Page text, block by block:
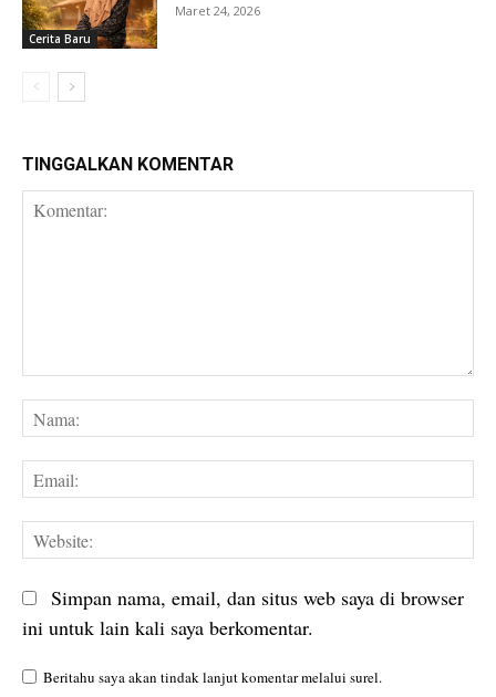
Cerita Baru
Maret 24, 2026
TINGGALKAN KOMENTAR
Simpan nama, email, dan situs web saya di browser
ini untuk lain kali saya berkomentar.
Beritahu saya akan tindak lanjut komentar melalui surel.